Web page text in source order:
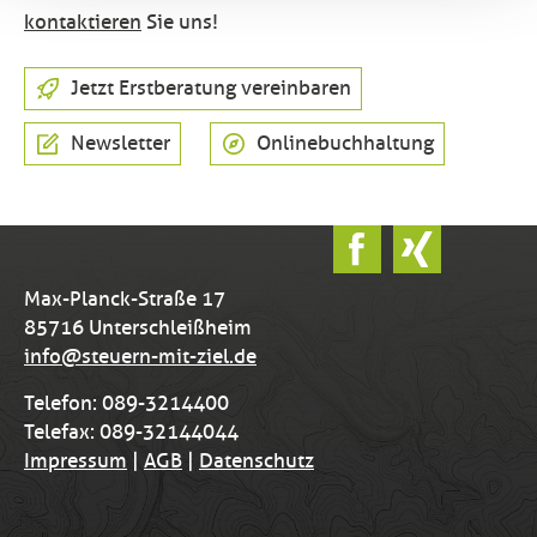
kontaktieren Sie uns!
Jetzt Erstberatung vereinbaren
Newsletter Onlinebuchhaltung
Max-Planck-Straße 17
85716 Unterschleißheim
info@steuern-mit-ziel.de
Telefon: 089-3214400
Telefax: 089-32144044
Impressum | AGB | Datenschutz